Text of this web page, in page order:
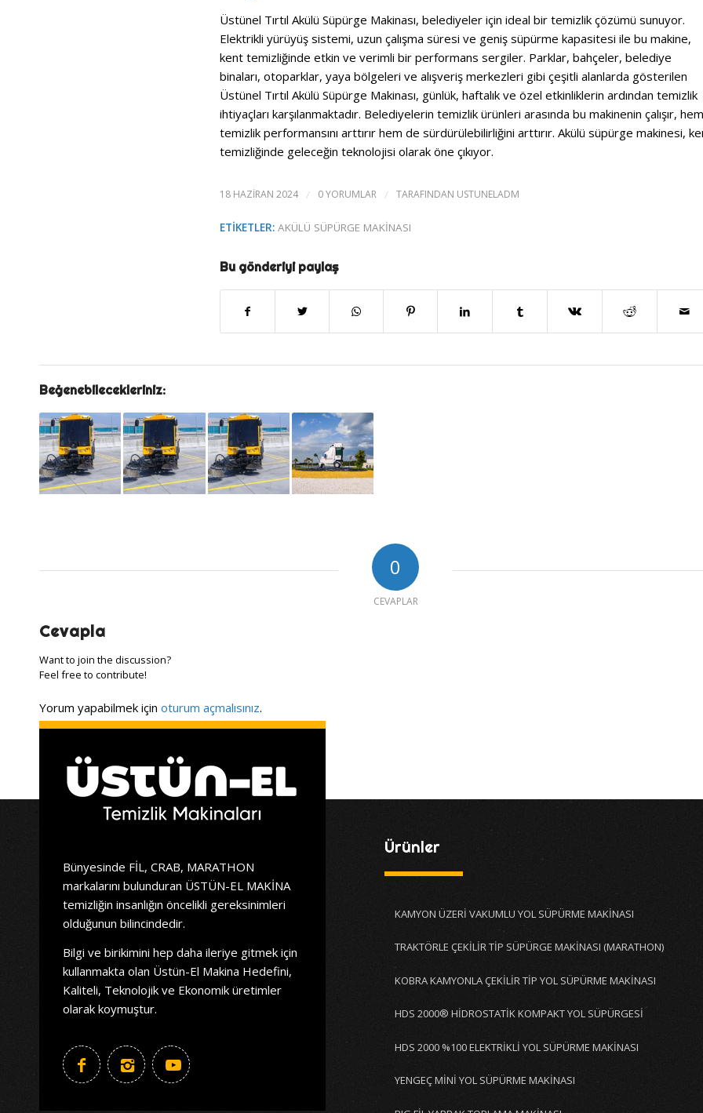
Üstünel Tırtıl Akülü Süpürge Makinası, belediyeler için ideal bir temizlik çözümü sunuyor.
Elektrikli yürüyüş sistemi, uzun çalışma süresi ve geniş süpürme kapasitesi ile bu makine,
kent temizliğinde etkin ve verimli bir performans sergiler. Parklar, bahçeler, belediye
binaları, otoparklar, yaya bölgeleri ve alışveriş merkezleri gibi çeşitli alanlarda gösterilen
Üstünel Tırtıl Akülü Süpürge Makinası, günlük, haftalık ve özel etkinliklerin ardından temizlik
ihtiyaçları karşılanmaktadır. Belediyelerin temizlik ürünleri arasında bu makinenin çalışır, hem
temizlik performansını arttırır hem de sürdürülebilirliğini arttırır. Akülü süpürge makinesi,
temizliğinde geleceğin teknolojisi olarak öne çıkıyor.
18 HAZIRAN 2024 / 0 YORUMLAR / TARAFINDAN USTUNELADM
ETIKETLER: AKÜLÜ SÜPÜRGE MAKINASI
Bu gönderiyi paylaş
Beğenebilecekleriniz:
0
CEVAPLAR
Cevapla
Want to join the discussion?
Feel free to contribute!
Yorum yapabilmek için oturum açmalısınız.
Bünyesinde FİL, CRAB, MARATHON
markalarını bulunduran ÜSTÜN-EL MAKİNA
temizliğin insanlığın öncelikli gereksinimleri
olduğunun bilincindedir.
Bilgi ve birikimini hep daha ileriye gitmek için
kullanmakta olan Üstün-El Makina Hedefini,
Kaliteli, Teknolojik ve Ekonomik üretimler
olarak koymuştur.
Ürünler
KAMYON ÜZERİ VAKUMLU YOL SÜPÜRME MAKİNASI
TRAKTÖRLE ÇEKİLİR TİP SÜPÜRGE MAKİNASI (MARATHON)
KOBRA KAMYONLA ÇEKİLİR TİP YOL SÜPÜRME MAKİNASI
HDS 2000® HİDROSTATİK KOMPAKT YOL SÜPÜRGESİ
HDS 2000 %100 ELEKTRİKLİ YOL SÜPÜRME MAKİNASI
YENGEÇ MİNİ YOL SÜPÜRME MAKİNASI